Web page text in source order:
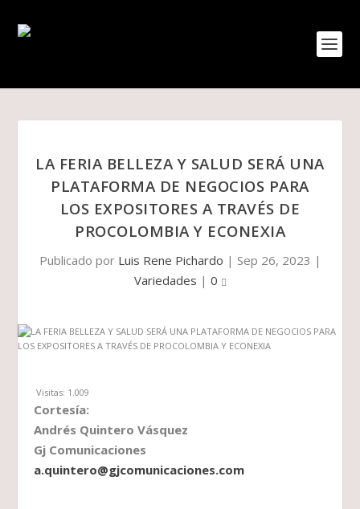
LA FERIA BELLEZA Y SALUD SERÁ UNA
PLATAFORMA DE NEGOCIOS PARA
LOS EXPOSITORES A TRAVÉS DE
PROCOLOMBIA Y ECONEXIA
Publicado por Luis Rene Pichardo | Sep 26, 2023 |
Variedades | 0
Visitas: 1.009
Cortesía:
Andrés Quintero Vásquez
Gj Comunicaciones
a.quintero@gjcomunicaciones.com